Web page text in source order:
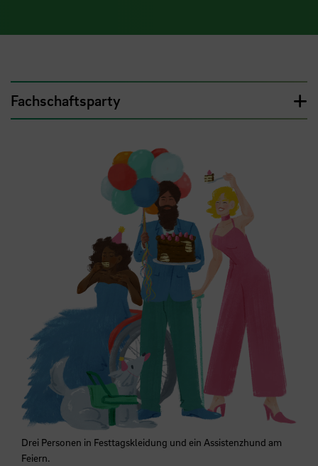
Fachschaftsparty
Drei Personen in Festtagskleidung und ein Assistenzhund am
Feiern.